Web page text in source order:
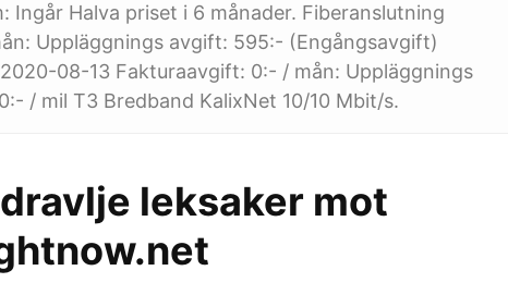
Ingår Halva priset i 6 månader. Fiberanslutning
Uppläggnings avgift: 595:- (Engångsavgift)
08-13 Fakturaavgift: 0:- / mån: Uppläggnings
/ mil T3 Bredband KalixNet 10/10 Mbit/s.
leksaker mot